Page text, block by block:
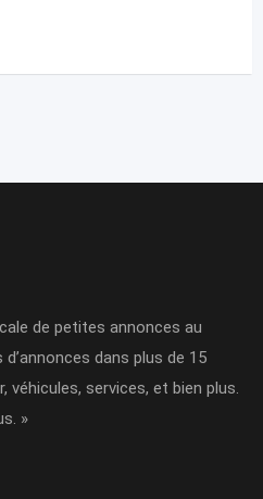
de petites annonces au
dans plus de 15
véhicules, services, et bien plus.
»